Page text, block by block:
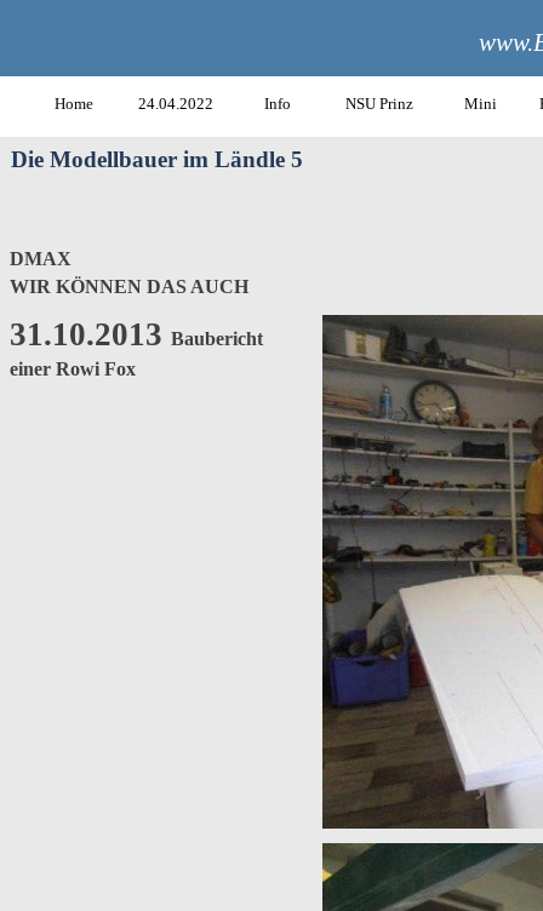
Home 24.04.2022 Info NSU Prinz Mini
Die Modellbauer im Ländle 5
DMAX
WIR KÖNNEN DAS AUCH
31.10.2013 Baubericht
einer Rowi Fox